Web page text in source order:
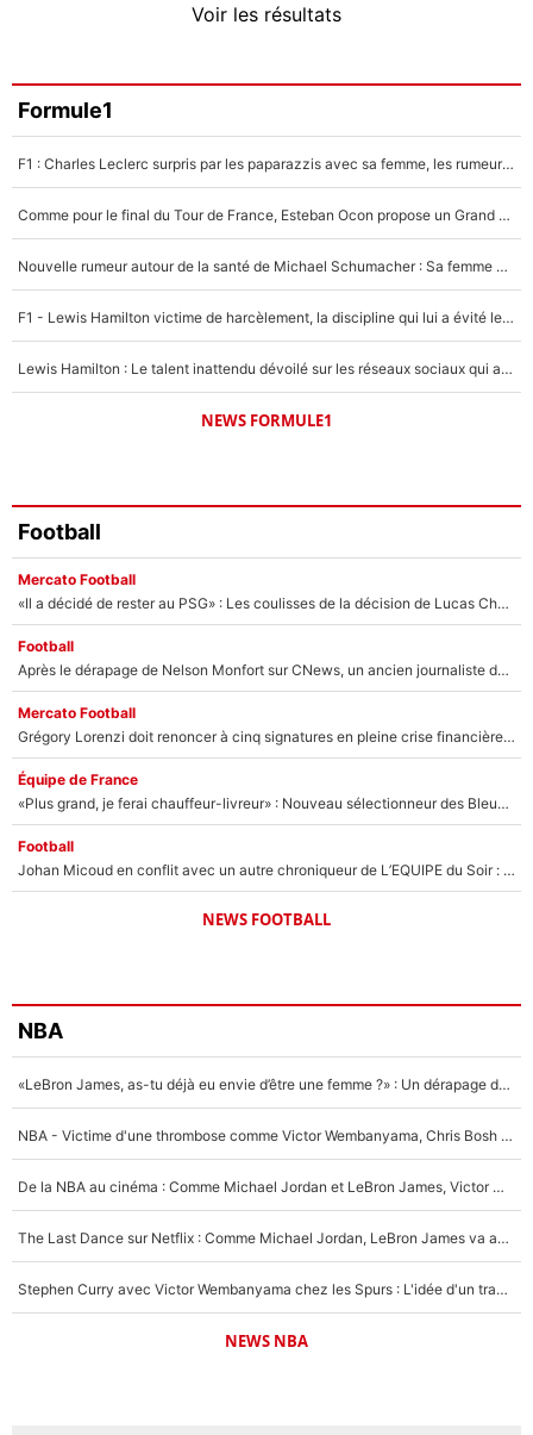
Faris Moumbagna
4%
Un autre joueur
5%
Voir les résultats
Formule1
F1 : Charles Leclerc surpris par les paparazzis avec sa femme, les rumeurs étaient vraies !
Comme pour le final du Tour de France, Esteban Ocon propose un Grand Prix de Formule 1 à Paris : «Autour de l’Arc de Triomphe, ce serait génial» !
Nouvelle rumeur autour de la santé de Michael Schumacher : Sa femme Corinna sort du silence
F1 - Lewis Hamilton victime de harcèlement, la discipline qui lui a évité le pire : «J'aurais probablement mal tourné»
Lewis Hamilton : Le talent inattendu dévoilé sur les réseaux sociaux qui a impressionné Kim Kardashian pendant leurs vacances en amoureux !
NEWS FORMULE1
Football
Mercato Football
«Il a décidé de rester au PSG» : Les coulisses de la décision de Lucas Chevalier pour son transfert
Football
Après le dérapage de Nelson Monfort sur CNews, un ancien journaliste de France Télévisions relance la polémique sur les incendies en Gironde
Mercato Football
Grégory Lorenzi doit renoncer à cinq signatures en pleine crise financière : L’IA propose sept noms à l’OM pour un mercato réussi... à seulement 5M€ !
Équipe de France
«Plus grand, je ferai chauffeur-livreur» : Nouveau sélectionneur des Bleus, Zinédine Zidane s’était imaginé un avenir très différent lorsqu'il était enfant
Football
Johan Micoud en conflit avec un autre chroniqueur de L’EQUIPE du Soir : «Pendant un moment, je ne les ai pas remis ensemble dans l'émission»
NEWS FOOTBALL
NBA
«LeBron James, as-tu déjà eu envie d’être une femme ?» : Un dérapage de Donald Trump sur la superstar de la NBA refait surface
NBA - Victime d'une thrombose comme Victor Wembanyama, Chris Bosh prévient le Français des risques sur sa santé : «J’ai failli mourir sur le coup et j’ai été ramené à la vie»
De la NBA au cinéma : Comme Michael Jordan et LeBron James, Victor Wembanyama rêve d'une carrière d'acteur !
The Last Dance sur Netflix : Comme Michael Jordan, LeBron James va avoir le droit à sa série !
Stephen Curry avec Victor Wembanyama chez les Spurs : L'idée d'un trade historique est lancée en NBA !
NEWS NBA